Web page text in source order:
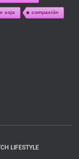
soja compasión
LIFESTYLE